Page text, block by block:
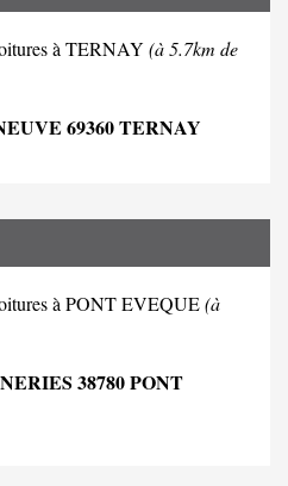
à TERNAY (à 5.7km de
69360 TERNAY
à PONT EVEQUE(à
38780 PONT